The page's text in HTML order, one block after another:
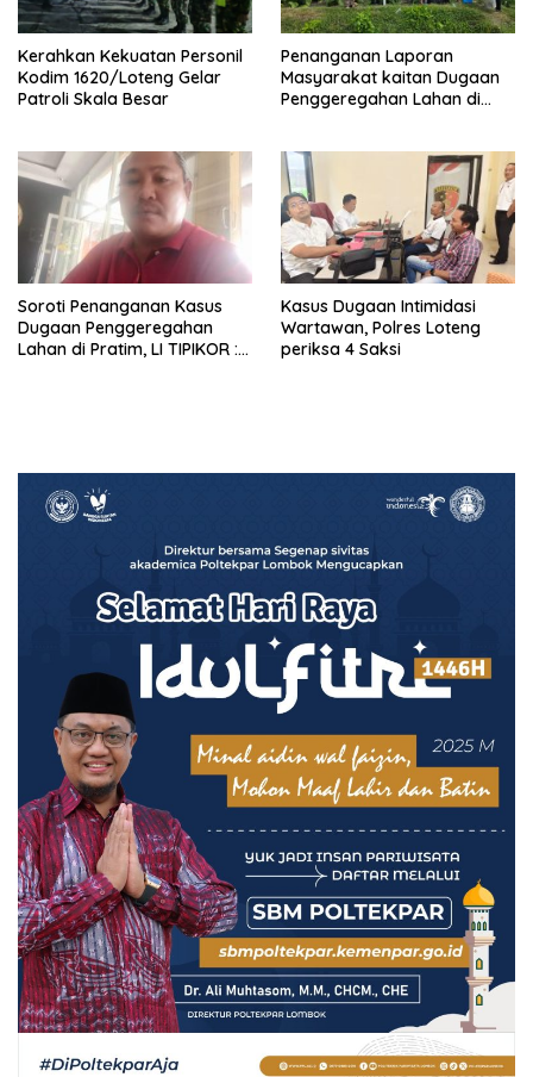
Kerahkan Kekuatan Personil
Kodim 1620/Loteng Gelar
Patroli Skala Besar
Penanganan Laporan
Masyarakat kaitan Dugaan
Penggeregahan Lahan di
Soroti Penanganan Kasus
Dugaan Penggeregahan
Lahan di Pratim, LI TIPIKOR :
Kasus Dugaan Intimidasi
Wartawan, Polres Loteng
periksa 4 Saksi